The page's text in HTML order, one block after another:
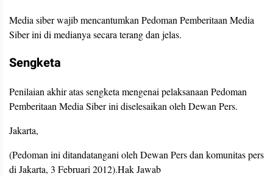
Media siber wajib mencantumkan Pedoman Pemberitaan Media
Siber ini di medianya secara terang dan jelas.
Sengketa
Penilaian akhir atas sengketa mengenai pelaksanaan Pedoman
Pemberitaan Media Siber ini diselesaikan oleh Dewan Pers.
Jakarta,
(Pedoman ini ditandatangani oleh Dewan Pers dan komunitas pers
di Jakarta, 3 Februari 2012).Hak Jawab